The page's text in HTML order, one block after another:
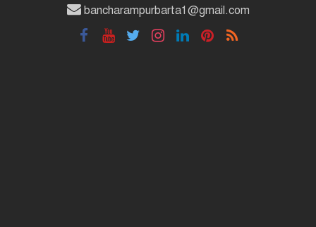
রাষ্ট্রপতি নির্বাচন ২০ আগস্ট
bancharampurbarta1@gmail.com